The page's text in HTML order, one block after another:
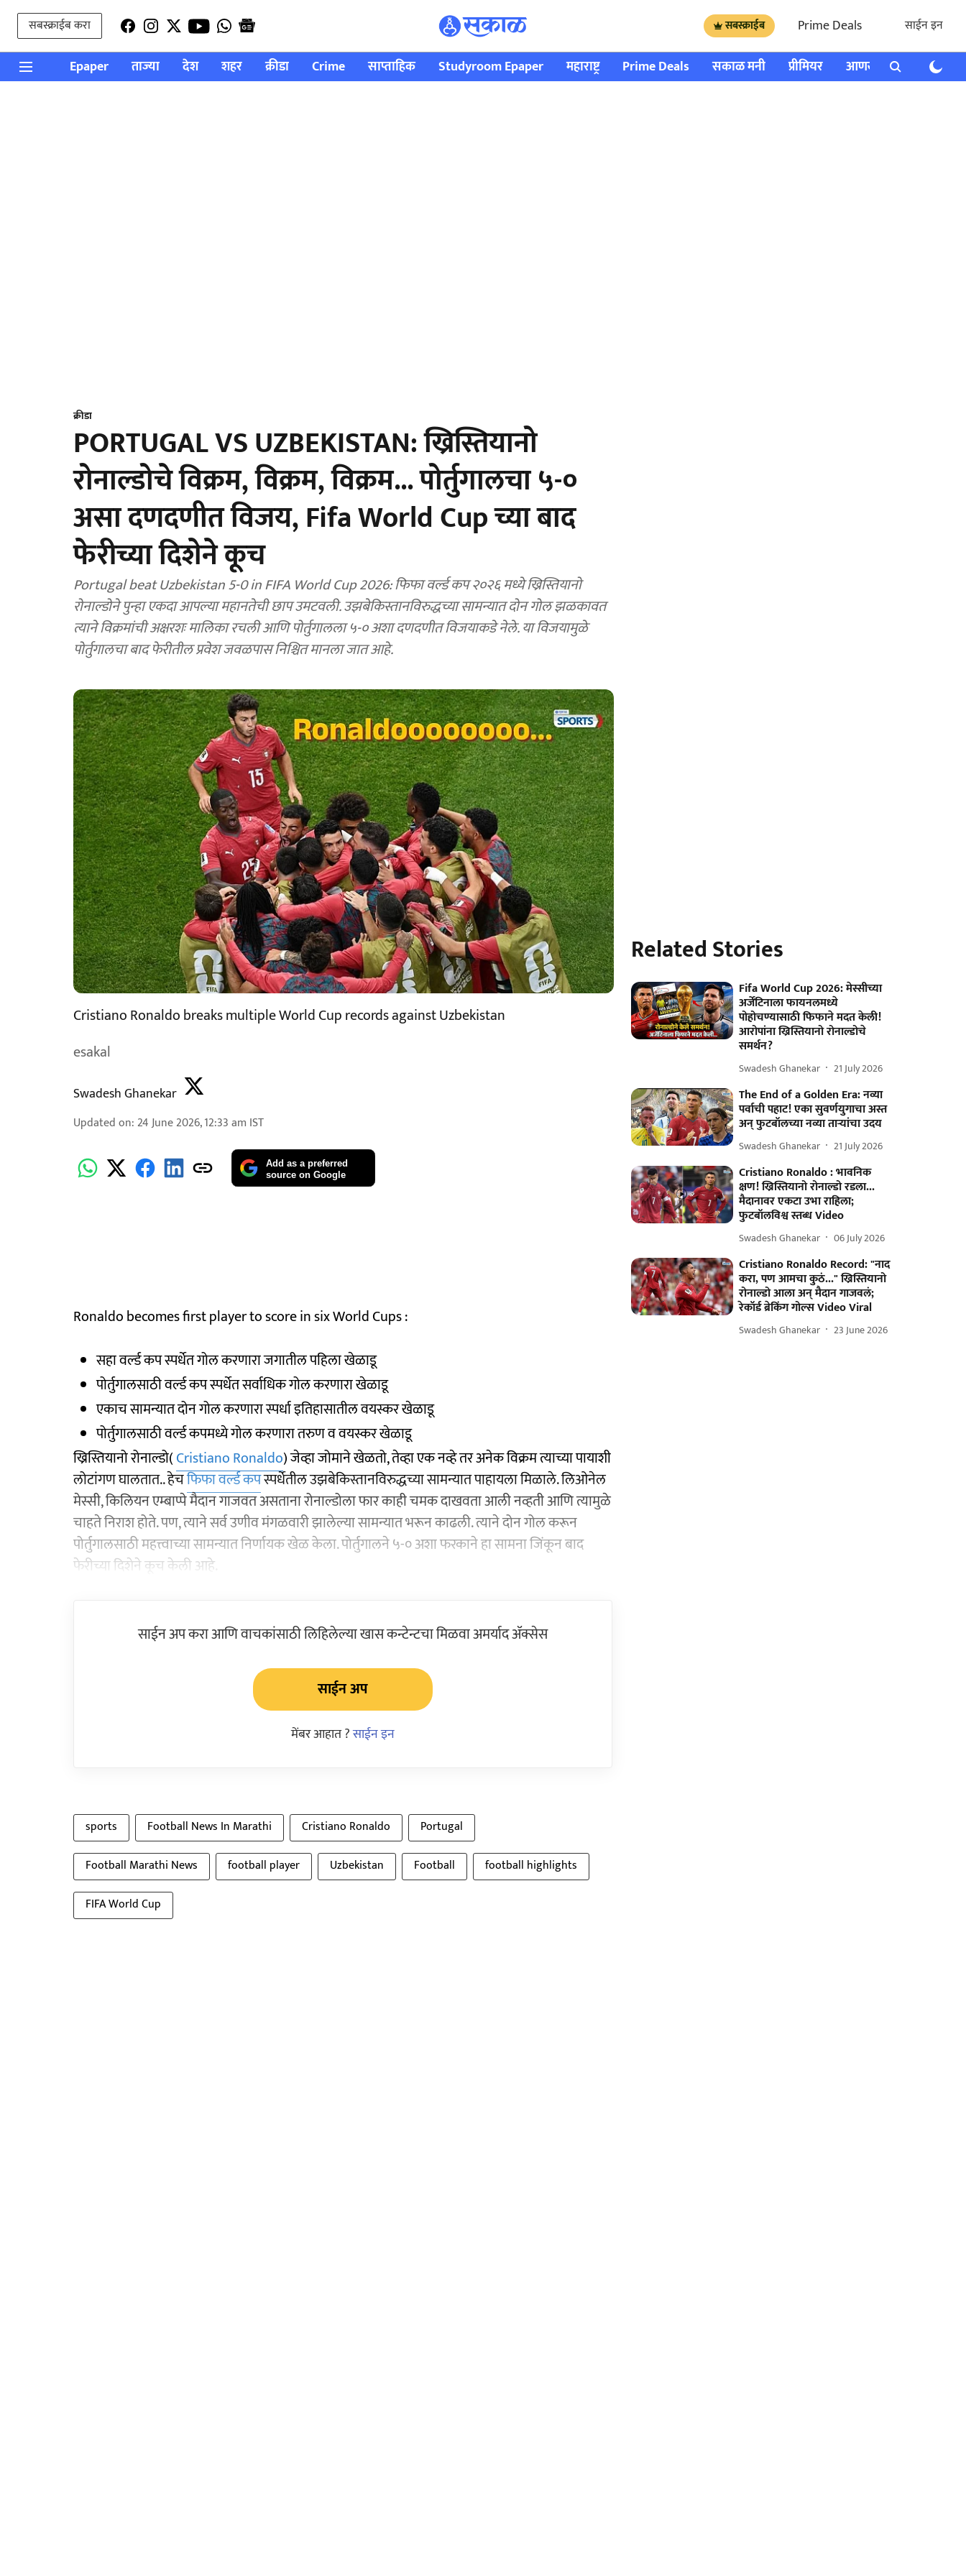
सबस्क्राईब करा सबस्क्राईब Prime Deals साईन इन
Epaper ताज्या देश शहर क्रीडा Crime साप्ताहिक Studyroom Epaper महाराष्ट्र Prime Deals सकाळ मनी प्रीमियर आणखी राशी भविष्य
क्रीडा
PORTUGAL VS UZBEKISTAN: ख्रिस्तियानो
रोनाल्डोचे विक्रम, विक्रम, विक्रम... पोर्तुगालचा ५-०
असा दणदणीत विजय, Fifa World Cup च्या बाद
फेरीच्या दिशेने कूच
Portugal beat Uzbekistan 5-0 in FIFA World Cup 2026: फिफा वर्ल्ड कप २०२६ मध्ये ख्रिस्तियानो
रोनाल्डोने पुन्हा एकदा आपल्या महानतेची छाप उमटवली. उझबेकिस्तानविरुद्धच्या सामन्यात दोन गोल झळकावत
त्याने विक्रमांची अक्षरशः मालिका रचली आणि पोर्तुगालला ५-० अशा दणदणीत विजयाकडे नेले. या विजयामुळे
पोर्तुगालचा बाद फेरीतील प्रवेश जवळपास निश्चित मानला जात आहे.
Cristiano Ronaldo breaks multiple World Cup records against Uzbekistan
esakal
Swadesh Ghanekar
Updated on: 24 June 2026, 12:33 am IST
Add as a preferred
source on Google
Ronaldo becomes first player to score in six World Cups :
सहा वर्ल्ड कप स्पर्धेत गोल करणारा जगातील पहिला खेळाडू
पोर्तुगालसाठी वर्ल्ड कप स्पर्धेत सर्वाधिक गोल करणारा खेळाडू
एकाच सामन्यात दोन गोल करणारा स्पर्धा इतिहासातील वयस्कर खेळाडू
पोर्तुगालसाठी वर्ल्ड कपमध्ये गोल करणारा तरुण व वयस्कर खेळाडू
ख्रिस्तियानो रोनाल्डो(Cristiano Ronaldo) जेव्हा जोमाने खेळतो, तेव्हा एक नव्हे तर अनेक विक्रम त्याच्या पायाशी
लोटांगण घालतात.. हेचफिफा वर्ल्ड कपस्पर्धेतील उझबेकिस्तानविरुद्धच्या सामन्यात पाहायला मिळाले. लिओनेल
मेस्सी, किलियन एम्बाप्पे मैदान गाजवत असताना रोनाल्डोला फार काही चमक दाखवता आली नव्हती आणि त्यामुळे
चाहते निराश होते. पण, त्याने सर्व उणीव मंगळवारी झालेल्या सामन्यात भरून काढली. त्याने दोन गोल करून
पोर्तुगालसाठी महत्त्वाच्या सामन्यात निर्णायक खेळ केला. पोर्तुगालने ५-० अशा फरकाने हा सामना जिंकून बाद
फेरीच्या दिशेने कूच केली आहे.
साईन अप करा आणि वाचकांसाठी लिहिलेल्या खास कन्टेन्टचा मिळवा अमर्याद ॲक्सेस
साईन अप
मेंबर आहात ?साईन इन
sports Football News In Marathi Cristiano Ronaldo
Portugal
Football Marathi News
football player Uzbekistan Football
football highlights
FIFA World Cup
Related Stories
Fifa World Cup 2026: मेस्सीच्या
अर्जेंटिनाला फायनलमध्ये
पोहोचण्यासाठी फिफाने मदत केली!
आरोपांना ख्रिस्तियानो रोनाल्डोचे
समर्थन?
Swadesh Ghanekar 21 July 2026
The End of a Golden Era: नव्या
पर्वाची पहाट! एका सुवर्णयुगाचा अस्त
अन् फुटबॉलच्या नव्या ताऱ्यांचा उदय
Swadesh Ghanekar 21 July 2026
Cristiano Ronaldo : भावनिक
क्षण! ख्रिस्तियानो रोनाल्डो रडला...
मैदानावर एकटा उभा राहिला;
फुटबॉलविश्व स्तब्ध Video
Swadesh Ghanekar 06 July 2026
Cristiano Ronaldo Record: "नाद
करा, पण आमचा कुठं..." ख्रिस्तियानो
रोनाल्डो आला अन् मैदान गाजवलं;
रेकॉर्ड ब्रेकिंग गोल्स Video Viral
Swadesh Ghanekar 23 June 2026